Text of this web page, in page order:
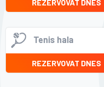
REZERVOVAT DNES
Tenis hala
REZERVOVAT DNES